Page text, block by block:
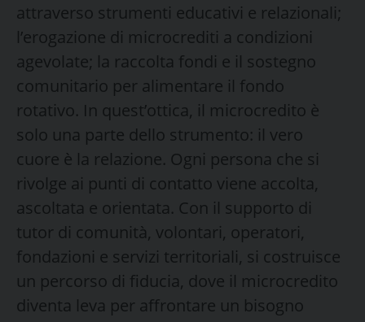
attraverso strumenti educativi e relazionali;
l’erogazione di microcrediti a condizioni
agevolate; la raccolta fondi e il sostegno
comunitario per alimentare il fondo
rotativo. In quest’ottica, il microcredito è
solo una parte dello strumento: il vero
cuore è la relazione. Ogni persona che si
rivolge ai punti di contatto viene accolta,
ascoltata e orientata. Con il supporto di
tutor di comunità, volontari, operatori,
fondazioni e servizi territoriali, si costruisce
un percorso di fiducia, dove il microcredito
diventa leva per affrontare un bisogno